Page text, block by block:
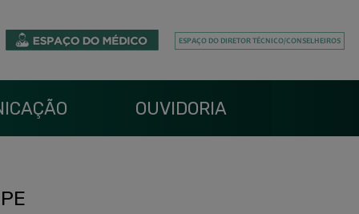
OUVIDORIA